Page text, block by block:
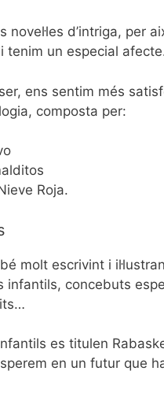
novel·les d’intriga, per
tenim un especial
ens sentim més
composta per:
Roja.
molt escrivint i
infantils, concebuts
es titulen
en un futur que